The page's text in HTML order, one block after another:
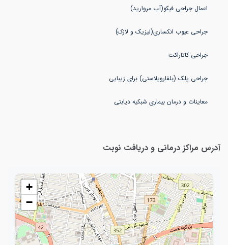
معاینات و درمان بیماری شبکیه دیابتی
آدرس مراکز درمانی و دریافت نوبت
+
−